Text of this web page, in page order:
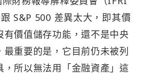
S&P 500 差異太大，即其價
有價值儲存功能，還不是中央
最重要的是，它目前仍未被列
，所以無法用「金融資產」這